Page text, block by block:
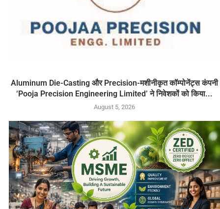
Aluminum Die-Casting और Precision-मशीनीकृत कॉम्पोनेंट्स कंपनी
‘Pooja Precision Engineering Limited’ ने निवेशकों को किया...
August 5, 2026